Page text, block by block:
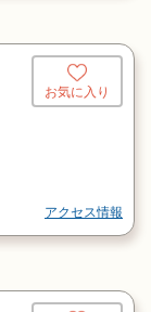
お気に入り
アクセス情報